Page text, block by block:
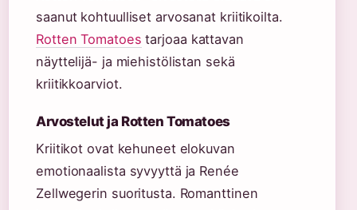
saanut kohtuulliset arvosanat kriitikoilta.
Rotten Tomatoes tarjoaa kattavan
näyttelijä- ja miehistölistan sekä
kriitikkoarviot.
Arvostelut ja Rotten Tomatoes
Kriitikot ovat kehuneet elokuvan
emotionaalista syvyyttä ja Renée
Zellwegerin suoritusta. Romanttinen